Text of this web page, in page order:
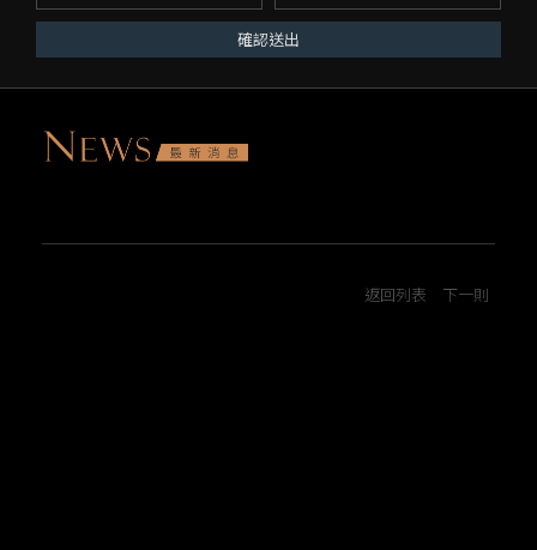
確認送出
返回列表 下一則